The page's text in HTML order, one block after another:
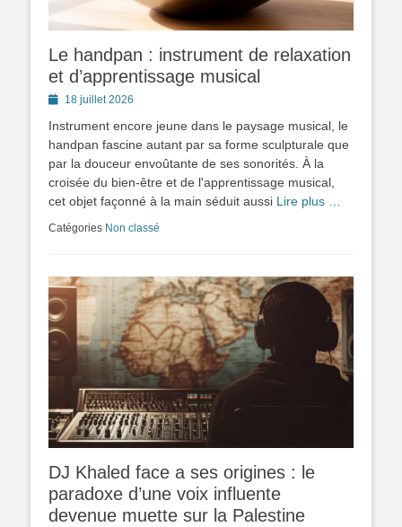
Le handpan : instrument de relaxation
et d’apprentissage musical
Posted18 juillet 2026
Instrument encore jeune dans le paysage musical, le
handpan fascine autant par sa forme sculpturale que
par la douceur envoûtante de ses sonorités. À la
croisée du bien-être et de l'apprentissage musical,
cet objet façonné à la main séduit aussi Lire plus …
Catégories Non classé
DJ Khaled face a ses origines : le
paradoxe d’une voix influente
devenue muette sur la Palestine